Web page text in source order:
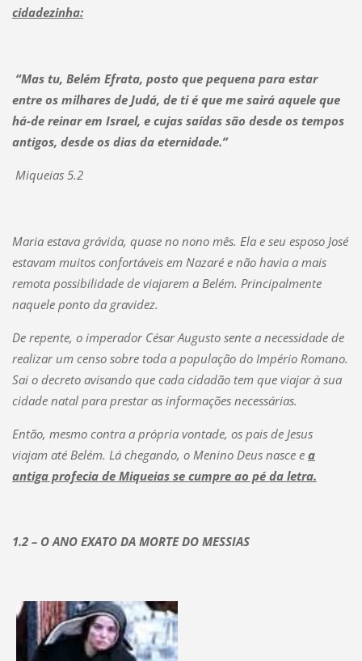
cidadezinha:
“Mas tu, Belém Efrata, posto que pequena para estar
entre os milhares de Judá, de ti é que me sairá aquele que
há-de reinar em Israel, e cujas saídas são desde os tempos
antigos, desde os dias da eternidade.”
Miqueias 5.2
Maria estava grávida, quase no nono mês. Ela e seu esposo José
estavam muitos confortáveis em Nazaré e não havia a mais
remota possibilidade de viajarem a Belém. Principalmente
naquele ponto da gravidez.
De repente, o imperador César Augusto sente a necessidade de
realizar um censo sobre toda a população do Império Romano.
Sai o decreto avisando que cada cidadão tem que viajar à sua
cidade natal para prestar as informações necessárias.
Então, mesmo contra a própria vontade, os pais de Jesus
viajam até Belém. Lá chegando, o Menino Deus nasce e a
antiga profecia de Miqueias se cumpre ao pé da letra.
1.2 – O ANO EXATO DA MORTE DO MESSIAS